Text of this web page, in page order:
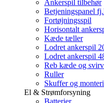
Ankerspil tilbehør
Betjeningspanel
Fortøjningsspil
Horisontalt
Kæde tæller
Lodret ankerspil
Lodret ankerspil
Reb kæde og
Ruller
Skuffer og
El & Strømforsyning
Batterier